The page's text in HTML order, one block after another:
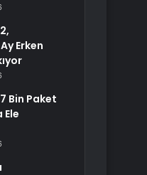
Erken
Bin Paket
Ele